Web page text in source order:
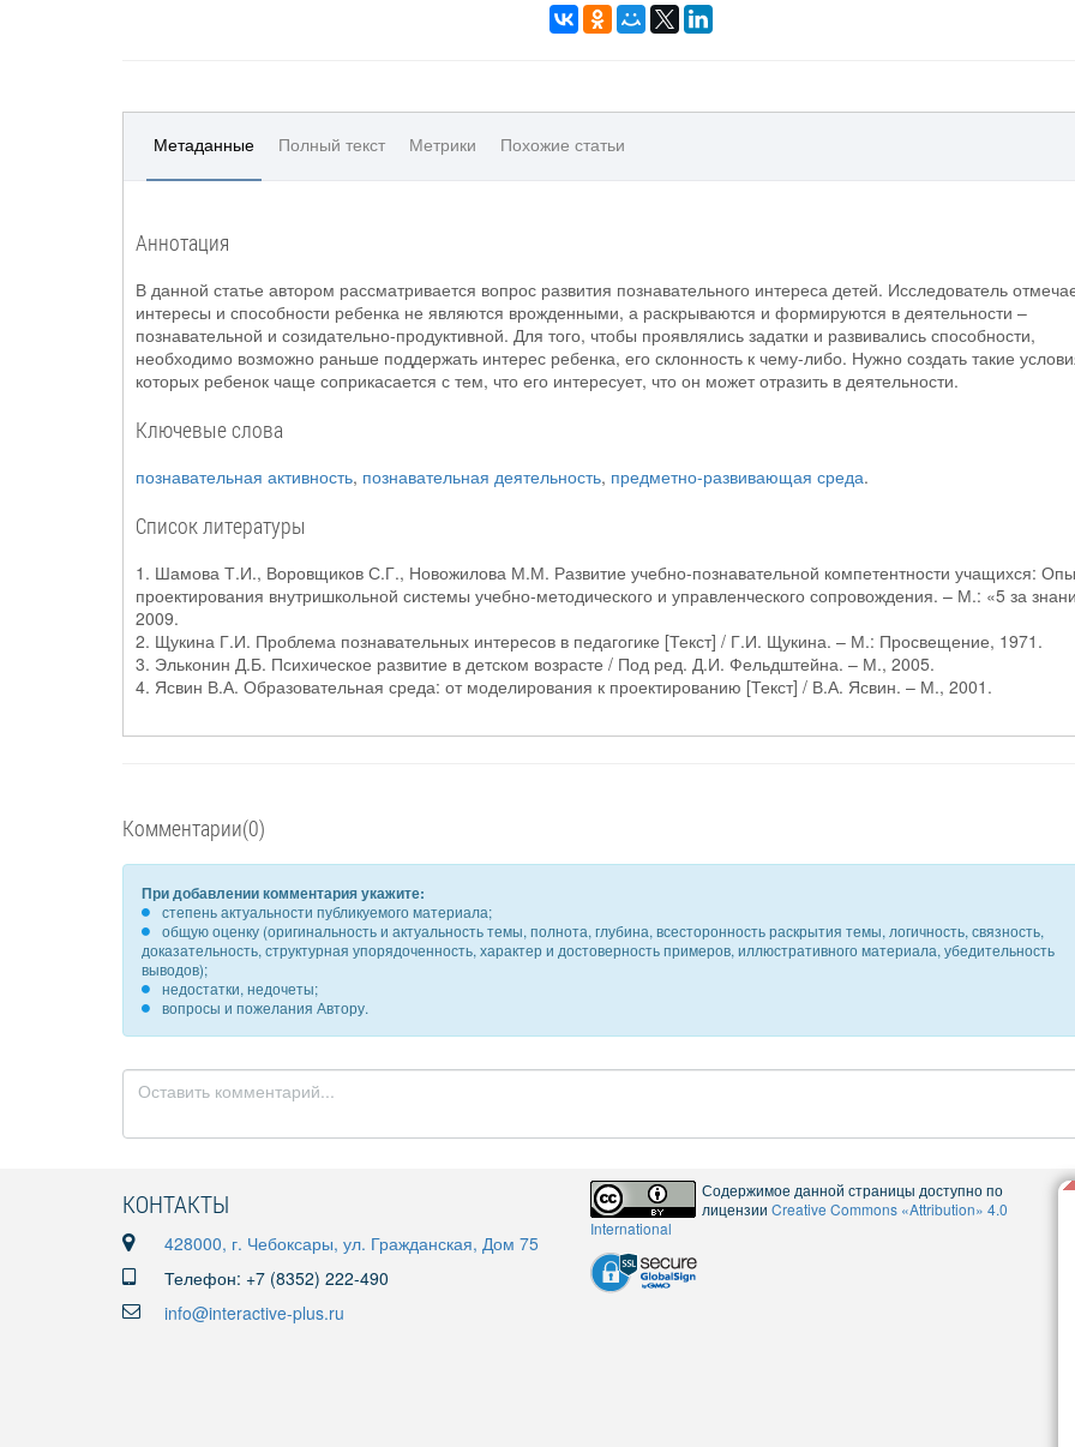
Метаданные Полный текст Метрики Похожие статьи
Аннотация
В данной статье автором рассматривается вопрос развития познавательного интереса детей. Исследователь
интересы и способности ребенка не являются врожденными, а раскрываются и формируются в деятельности –
познавательной и созидательно-продуктивной. Для того, чтобы проявлялись задатки и развивались способности,
необходимо возможно раньше поддержать интерес ребенка, его склонность к чему-либо. Нужно создать такие
которых ребенок чаще соприкасается с тем, что его интересует, что он может отразить в деятельности.
Ключевые слова
познавательная активность, познавательная деятельность, предметно-развивающая среда.
Список литературы
1. Шамова Т.И., Воровщиков С.Г., Новожилова М.М. Развитие учебно-познавательной компетентности учащихся:
проектирования внутришкольной системы учебно-методического и управленческого сопровождения. – М.: «5 за
2009.
2. Щукина Г.И. Проблема познавательных интересов в педагогике [Текст] / Г.И. Щукина. – М.: Просвещение, 1971.
3. Эльконин Д.Б. Психическое развитие в детском возрасте / Под ред. Д.И. Фельдштейна. – М., 2005.
4. Ясвин В.А. Образовательная среда: от моделирования к проектированию [Текст] / В.А. Ясвин. – М., 2001.
Комментарии(0)
При добавлении комментария укажите:
степень актуальности публикуемого материала;
общую оценку (оригинальность и актуальность темы, полнота, глубина, всесторонность раскрытия темы, логичность, связность,
доказательность, структурная упорядоченность, характер и достоверность примеров, иллюстративного материала, убедительность
выводов);
недостатки, недочеты;
вопросы и пожелания Автору.
КОНТАКТЫ
428000, г. Чебоксары, ул. Гражданская, Дом 75
Телефон: +7 (8352) 222-490
info@interactive-plus.ru
Содержимое данной страницы доступно по
лицензии Creative Commons «Attribution» 4.0
International